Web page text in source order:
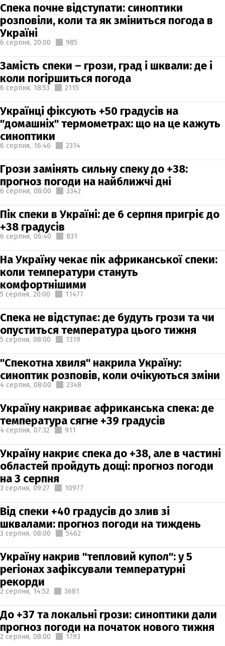
Спека почне відступати: синоптики
розповіли, коли та як зміниться погода в
Україні
6 серпня, 20:00 985
Замість спеки – грози, град і шквали: де і
коли погіршиться погода
6 серпня, 18:53 2115
Українці фіксують +50 градусів на
"домашніх" термометрах: що на це кажуть
синоптики
6 серпня, 16:46 2314
Грози замінять сильну спеку до +38:
прогноз погоди на найближчі дні
6 серпня, 08:00 3342
Пік спеки в Україні: де 6 серпня пригріє до
+38 градусів
6 серпня, 06:40 831
На Україну чекає пік африканської спеки:
коли температури стануть
комфортнішими
5 серпня, 20:00 11477
Спека не відступає: де будуть грози та чи
опуститься температура цього тижня
5 серпня, 08:00 1319
"Спекотна хвиля" накрила Україну:
синоптик розповів, коли очікуються зміни
4 серпня, 08:00 2348
Україну накриває африканська спека: де
температура сягне +39 градусів
4 серпня, 07:32 911
Україну накриє спека до +38, але в частині
областей пройдуть дощі: прогноз погоди
на 3 серпня
3 серпня, 09:27 10977
Від спеки +40 градусів до злив зі
шквалами: прогноз погоди на тиждень
3 серпня, 08:00 5462
Україну накрив "тепловий купол": у 5
регіонах зафіксували температурні
рекорди
2 серпня, 14:52 3681
До +37 та локальні грози: синоптики дали
прогноз погоди на початок нового тижня
2 серпня, 08:00 1793